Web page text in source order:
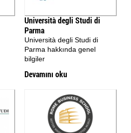
Università degli Studi di
Parma
Università degli Studi di
Parma hakkında genel
bilgiler
Devamını oku